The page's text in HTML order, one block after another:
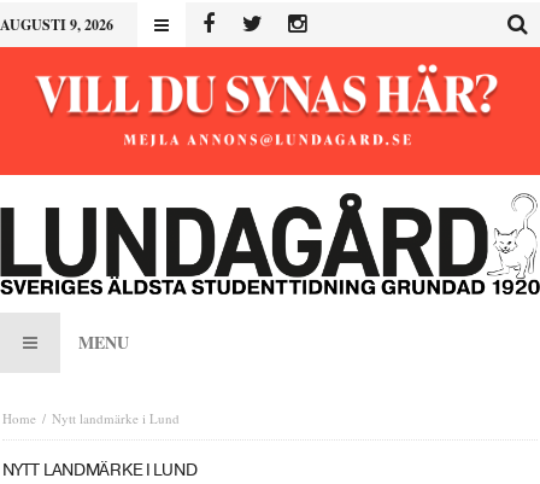
AUGUSTI 9, 2026
MENU
Home Nytt landmärke i Lund
NYTT LANDMÄRKE I LUND